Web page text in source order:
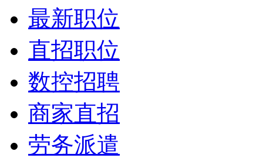
最新职位
直招职位
数控招聘
商家直招
劳务派遣